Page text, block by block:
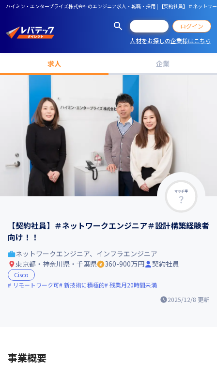
ハイミン・エンタープライズ株式会社のエンジニア求人・転職・採用 | 【契約社員】＃ネットワ
ログイン
人材をお探しの企業様はこちら
求人 企業
マッチ率
【契約社員】＃ネットワークエンジニア＃設計構築経験者
向け！！
2025/12/8 更新
ネットワークエンジニア、インフラエンジニア
東京都・神奈川県・千葉県
360-900万円 契約社員
Cisco
リモートワーク可 新技術に積極的 残業月20時間未満
事業概要